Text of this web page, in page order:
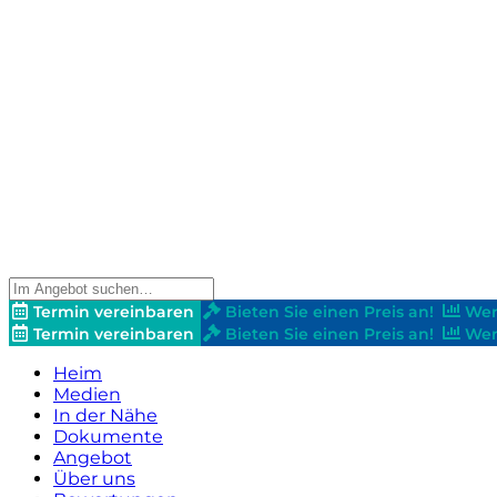
Termin vereinbaren Bieten Sie einen Preis an!
Termin vereinbaren
Bieten Sie einen Preis an!
Heim
Medien
In der Nähe
Dokumente
Angebot
Über uns